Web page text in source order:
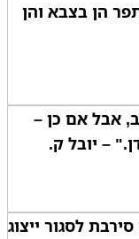
הן בצבא והן
אבל אם כן –
– יובל ק.
לסגור ייצוג